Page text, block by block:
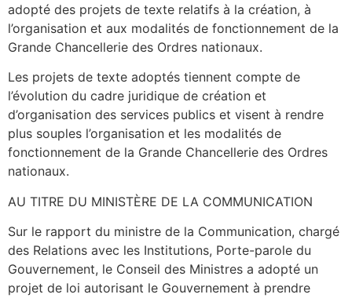
adopté des projets de texte relatifs à la création, à
l’organisation et aux modalités de fonctionnement de la
Grande Chancellerie des Ordres nationaux.
Les projets de texte adoptés tiennent compte de
l’évolution du cadre juridique de création et
d’organisation des services publics et visent à rendre
plus souples l’organisation et les modalités de
fonctionnement de la Grande Chancellerie des Ordres
nationaux.
AU TITRE DU MINISTÈRE DE LA COMMUNICATION
Sur le rapport du ministre de la Communication, chargé
des Relations avec les Institutions, Porte-parole du
Gouvernement, le Conseil des Ministres a adopté un
projet de loi autorisant le Gouvernement à prendre